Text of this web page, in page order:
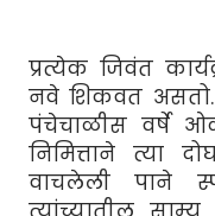
प्रत्येक जिवंत
नवे शिकवत असतो.
पंचेचाळीस वर्षे
निमित्ताने त्या
वाचलेली पाने